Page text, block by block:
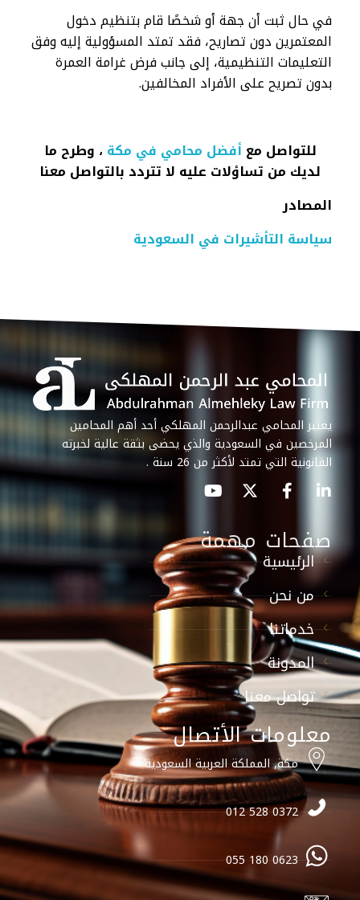
في حال ثبت أن جهة أو شخصًا قام بتنظيم دخول
المعتمرين دون تصاريح، فقد تمتد المسؤولية إليه وفق
التعليمات التنظيمية، إلى جانب فرض غرامة العمرة
بدون تصريح على الأفراد المخالفين.
للتواصل مع أفضل محامي في مكة ، وطرح ما
لديك من تساؤلات عليه لا تتردد بالتواصل معنا
المصادر
سياسة التأشيرات في السعودية
يعتبر المحامي عبدالرحمن المهلكي أحد أهم المحامين
المرخصين في السعودية والذي يحضى بثقة عالية لخبرته
القانونية التي تمتد لأكثر من 26 سنة .
صفحات مهمة
الرئيسية
من نحن
خدماتنا
المدونة
تواصل معنا
معلومات الأتصال
مكة, المملكة العربية السعودية
0372 528 012
0623 180 055